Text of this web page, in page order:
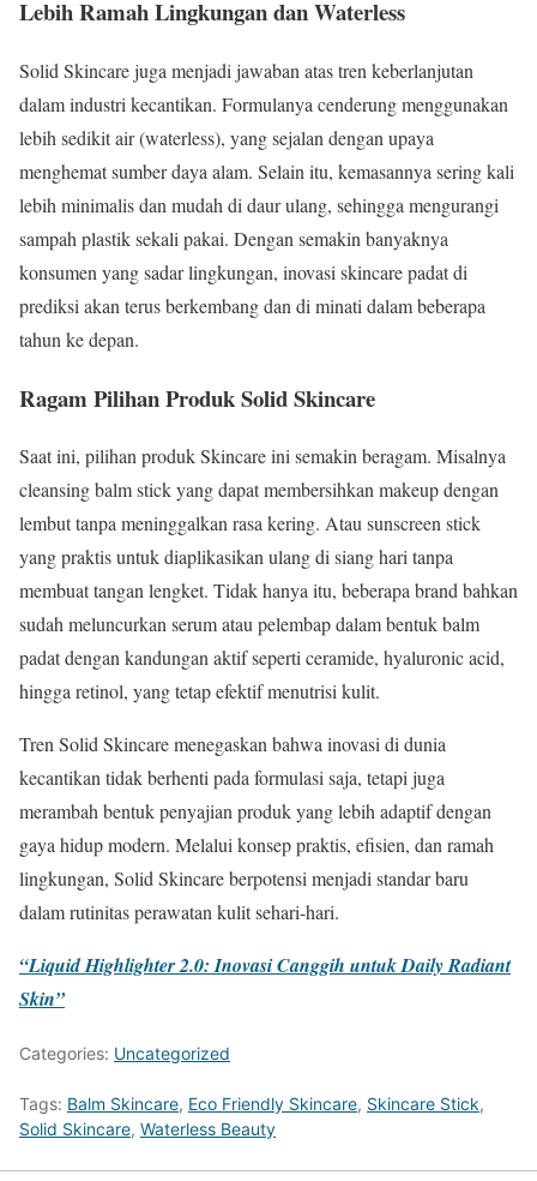
Lebih Ramah Lingkungan dan Waterless
Solid Skincare juga menjadi jawaban atas tren keberlanjutan
dalam industri kecantikan. Formulanya cenderung menggunakan
lebih sedikit air (waterless), yang sejalan dengan upaya
menghemat sumber daya alam. Selain itu, kemasannya sering kali
lebih minimalis dan mudah di daur ulang, sehingga mengurangi
sampah plastik sekali pakai. Dengan semakin banyaknya
konsumen yang sadar lingkungan, inovasi skincare padat di
prediksi akan terus berkembang dan di minati dalam beberapa
tahun ke depan.
Ragam Pilihan Produk Solid Skincare
Saat ini, pilihan produk Skincare ini semakin beragam. Misalnya
cleansing balm stick yang dapat membersihkan makeup dengan
lembut tanpa meninggalkan rasa kering. Atau sunscreen stick
yang praktis untuk diaplikasikan ulang di siang hari tanpa
membuat tangan lengket. Tidak hanya itu, beberapa brand bahkan
sudah meluncurkan serum atau pelembap dalam bentuk balm
padat dengan kandungan aktif seperti ceramide, hyaluronic acid,
hingga retinol, yang tetap efektif menutrisi kulit.
Tren Solid Skincare menegaskan bahwa inovasi di dunia
kecantikan tidak berhenti pada formulasi saja, tetapi juga
merambah bentuk penyajian produk yang lebih adaptif dengan
gaya hidup modern. Melalui konsep praktis, efisien, dan ramah
lingkungan, Solid Skincare berpotensi menjadi standar baru
dalam rutinitas perawatan kulit sehari-hari.
“Liquid Highlighter 2.0: Inovasi Canggih untuk Daily Radiant
Skin”
Categories: Uncategorized
Tags: Balm Skincare, Eco Friendly Skincare, Skincare Stick,
Solid Skincare, Waterless Beauty